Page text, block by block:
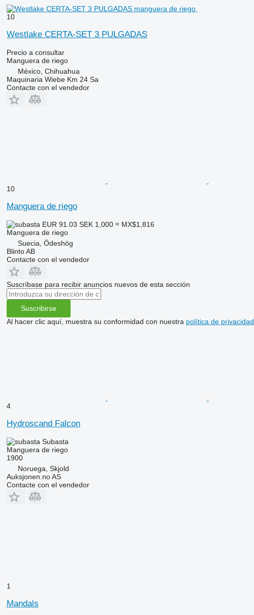
10
Westlake CERTA-SET 3 PULGADAS
Precio a consultar
Manguera de riego
México, Chihuahua
Maquinaria Wiebe Km 24 Sa
Contacte con el vendedor
10
Manguera de riego
EUR 91.03 SEK 1,000 ≈ MX$1,816
Manguera de riego
Suecia, Ödeshög
Blinto AB
Contacte con el vendedor
Suscríbase para recibir anuncios nuevos de esta sección
Suscribirse
Al hacer clic aquí, muestra su conformidad con nuestra política de privacidad
4
Hydroscand Falcon
Subasta
Manguera de riego
1900
Noruega, Skjold
Auksjonen.no AS
Contacte con el vendedor
1
Mandals